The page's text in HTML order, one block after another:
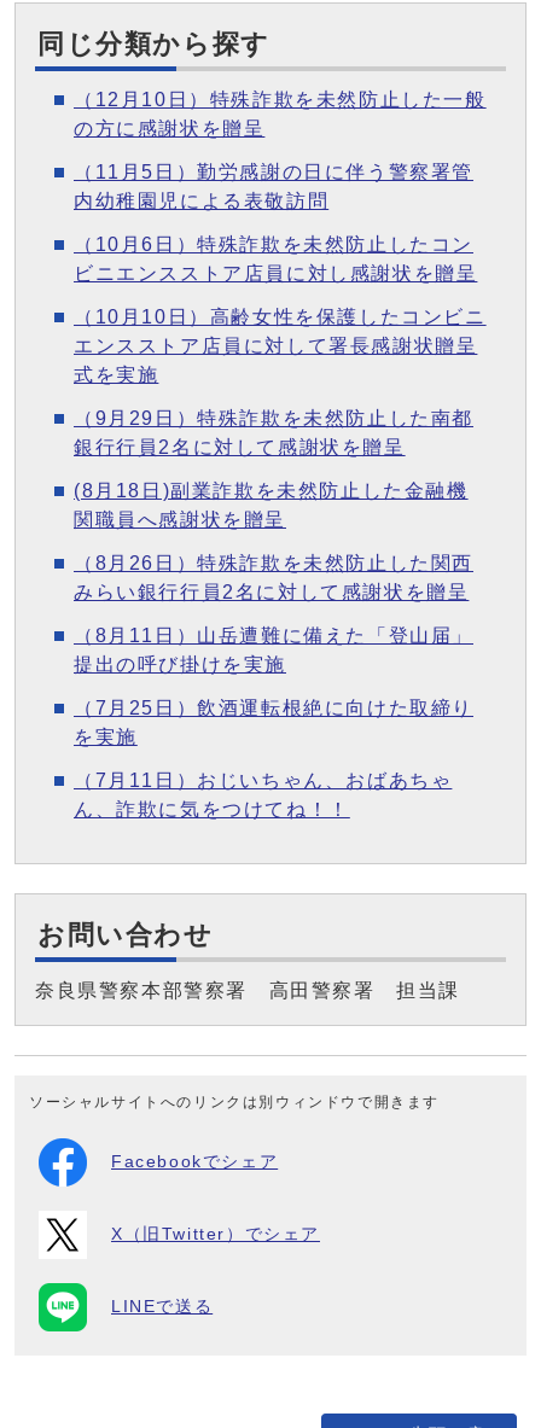
同じ分類から探す
（12月10日）特殊詐欺を未然防止した一般
の方に感謝状を贈呈
（11月5日）勤労感謝の日に伴う警察署管
内幼稚園児による表敬訪問
（10月6日）特殊詐欺を未然防止したコン
ビニエンスストア店員に対し感謝状を贈呈
（10月10日）高齢女性を保護したコンビニ
エンスストア店員に対して署長感謝状贈呈
式を実施
（9月29日）特殊詐欺を未然防止した南都
銀行行員2名に対して感謝状を贈呈
(8月18日)副業詐欺を未然防止した金融機
関職員へ感謝状を贈呈
（8月26日）特殊詐欺を未然防止した関西
みらい銀行行員2名に対して感謝状を贈呈
（8月11日）山岳遭難に備えた「登山届」
提出の呼び掛けを実施
（7月25日）飲酒運転根絶に向けた取締り
を実施
（7月11日）おじいちゃん、おばあちゃ
ん、詐欺に気をつけてね！！
お問い合わせ
奈良県警察本部警察署 高田警察署 担当課
ソーシャルサイトへのリンクは別ウィンドウで開きます
Facebookでシェア
X（旧Twitter）でシェア
LINEで送る